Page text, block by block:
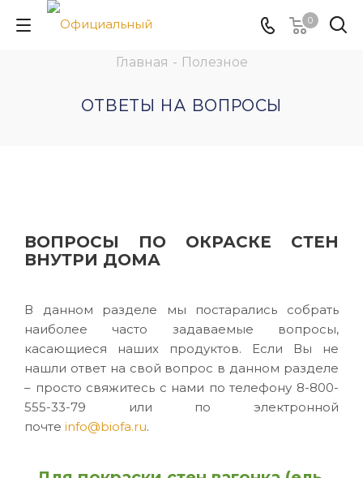
0
Главная - Полезное
ОТВЕТЫ НА ВОПРОСЫ
ВОПРОСЫ ПО ОКРАСКЕ СТЕН
ВНУТРИ ДОМА
В данном разделе мы постарались собрать
наиболее часто задаваемые вопросы,
касающиеся наших продуктов. Если Вы не
нашли ответ на свой вопрос в данном разделе
– просто свяжитесь с нами по телефону 8-800-
555-33-79 или по электронной
почте info@biofa.ru.